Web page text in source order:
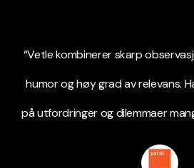
“Vetle kombinerer skarp
humor og høy grad av relevans.
på utfordringer og dilemmaer